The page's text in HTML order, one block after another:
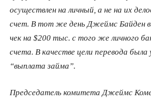
осуществлен на личный, а не на их
счет. В тот же день Джеймс Байден
чек на $200 тыс. с того же личного
счета. В качестве цели перевода была
“выплата займа”.
Председатель комитета Джеймс